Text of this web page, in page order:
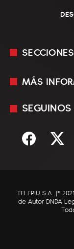
SECCIONES
En Vivo
Sociedad
C5N Autos
RatingCero
MÁS
Mediakit
Términos y
SEGUINOS
TELEPIU S.A. |©
de Autor DNDA